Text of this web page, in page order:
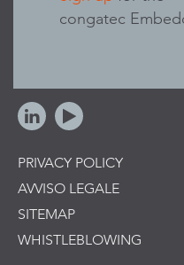
congatec
PRIVACY POLICY
AVVISO LEGALE
SITEMAP
WHISTLEBLOWING